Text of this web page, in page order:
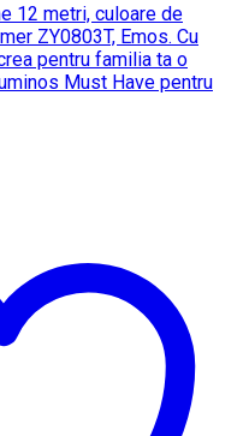
12 metri, culoare de
ZY0803T, Emos. Cu
pentru familia ta o
Must Have pentru